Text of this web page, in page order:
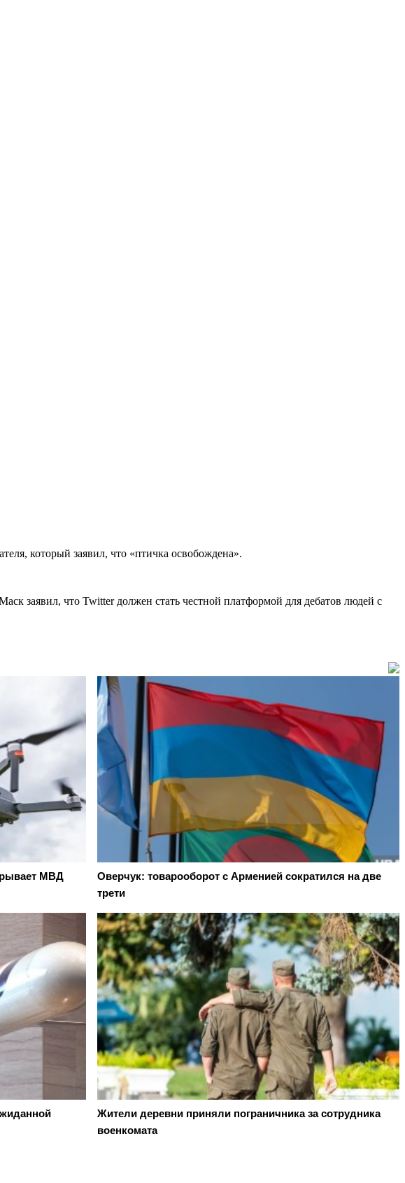
который заявил, что «птичка освобождена».
заявил, что Twitter должен стать честной платформой для дебатов людей с
МВД
Оверчук: товарооборот с Арменией сократился на две
трети
Жители деревни приняли пограничника за сотрудника
военкомата